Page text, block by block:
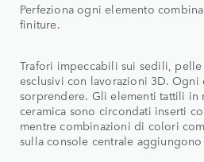
Perfeziona ogni elemento
finiture.
Trafori impeccabili sui sedili, pelle
esclusivi con lavorazioni 3D.
sorprendere. Gli elementi tattili in
ceramica sono circondati inserti
mentre combinazioni di colori
sulla console centrale